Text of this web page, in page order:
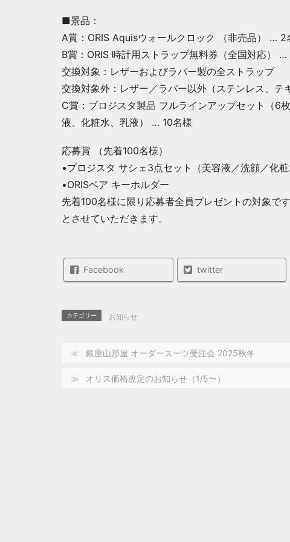
■景品：
A賞：ORIS Aquisウォールクロック （非売品） … 2
B賞：ORIS 時計用ストラップ無料券（全国対応） …
交換対象：レザーおよびラバー製の全ストラップ
交換対象外：レザー／ラバー以外（ステンレス、テ
C賞：プロジスタ製品 フルラインアップセット（6
液、化粧水、乳液） … 10名様
応募賞 （先着100名様）
•プロジスタ サシェ3点セット（美容液／洗顔／化粧
•ORISベア キーホルダー
先着100名様に限り応募者全員プレゼントの対象で
とさせていただきます。
Facebook twitter
カテゴリー お知らせ
銀座山形屋 オーダースーツ受注会 2025秋冬
オリス価格改定のお知らせ（1/5〜）